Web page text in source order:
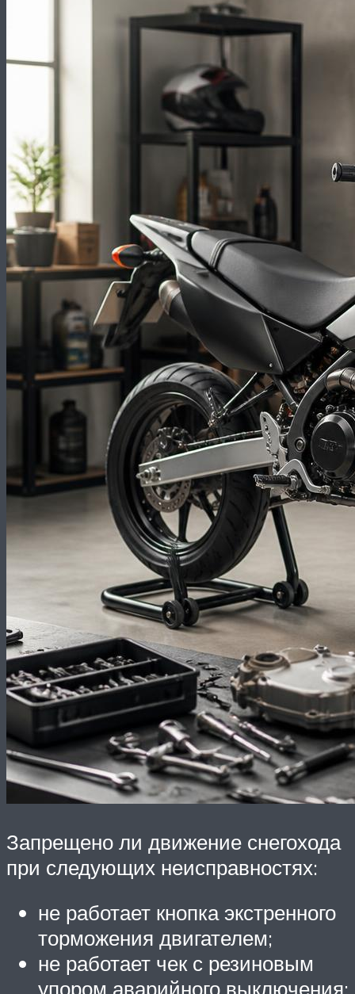
Запрещено ли движение снегохода
при следующих неисправностях:
не работает кнопка экстренного
торможения двигателем;
не работает чек с резиновым
упором аварийного выключения;